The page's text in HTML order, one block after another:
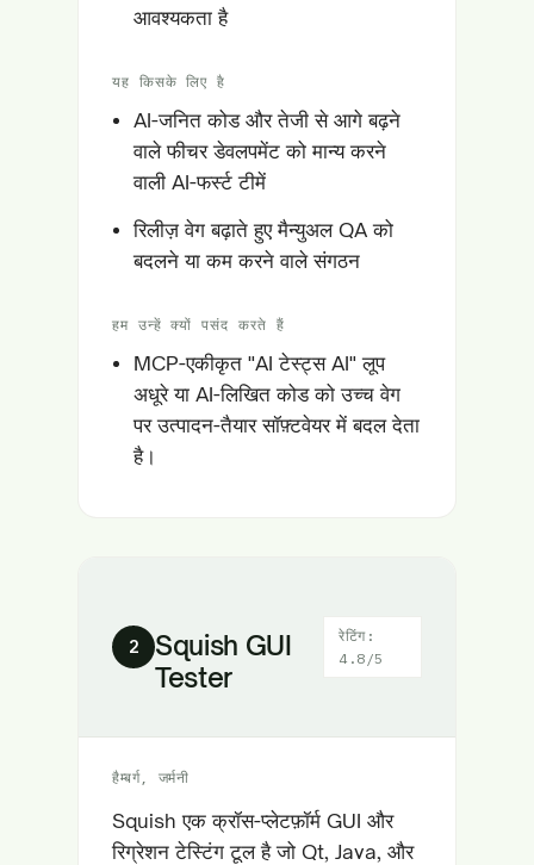
आवश्यकता है
यह किसके लिए है
AI-जनित कोड और तेजी से आगे बढ़ने
वाले फीचर डेवलपमेंट को मान्य करने
वाली AI-फर्स्ट टीमें
रिलीज़ वेग बढ़ाते हुए मैन्युअल QA को
बदलने या कम करने वाले संगठन
हम उन्हें क्यों पसंद करते हैं
MCP-एकीकृत "AI टेस्ट्स AI" लूप
अधूरे या AI-लिखित कोड को उच्च वेग
पर उत्पादन-तैयार सॉफ़्टवेयर में बदल देता
है।
2
Squish GUI
Tester
रेटिंग:
4.8/5
हैम्बर्ग, जर्मनी
Squish एक क्रॉस-प्लेटफ़ॉर्म GUI और
रिग्रेशन टेस्टिंग टूल है जो Qt, Java, और